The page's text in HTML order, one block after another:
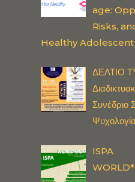
age:
Risks,
Healthy Adolescent
ΔΕΛΤΙΟ
Συνέδριο
ISPA